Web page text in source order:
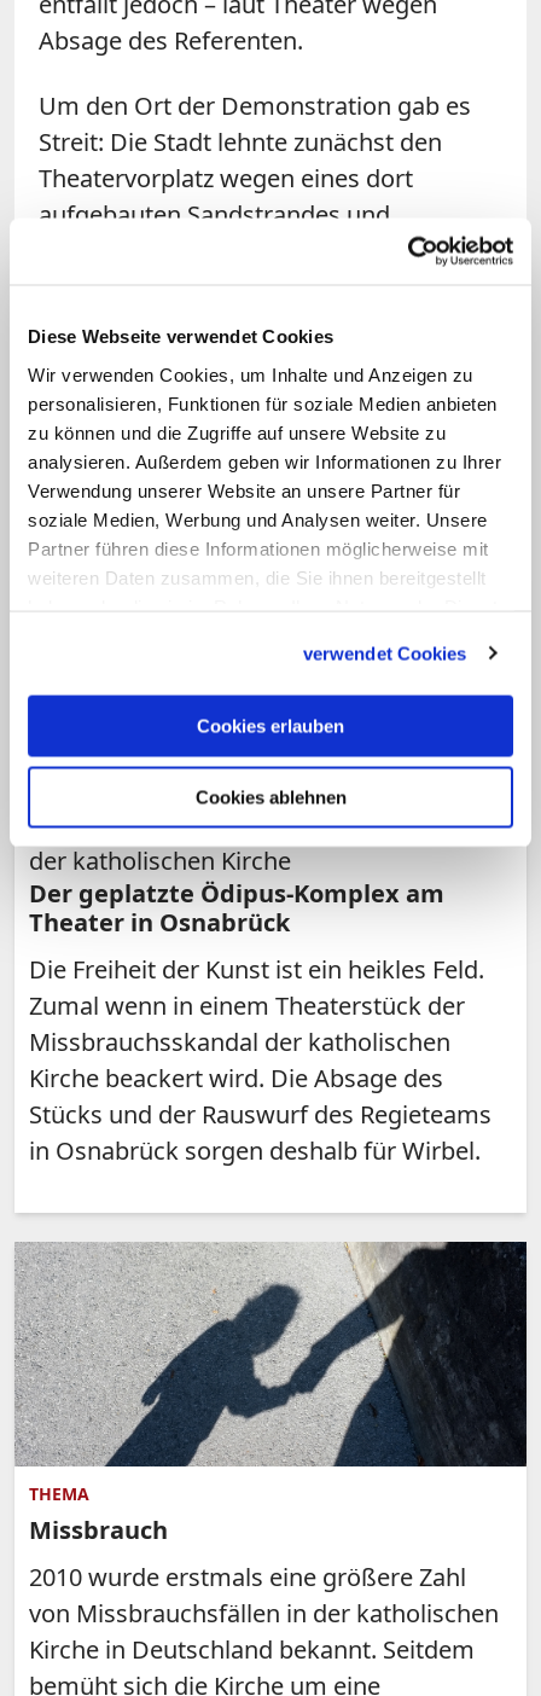
Diese Webseite verwendet Cookies
Wir verwenden Cookies, um Inhalte und Anzeigen zu
personalisieren, Funktionen für soziale Medien anbieten
zu können und die Zugriffe auf unsere Website zu
analysieren. Außerdem geben wir Informationen zu Ihrer
Verwendung unserer Website an unsere Partner für
soziale Medien, Werbung und Analysen weiter. Unsere
Partner führen diese Informationen möglicherweise mit
weiteren Daten zusammen, die Sie ihnen bereitgestellt
verwendet Cookies
Cookies erlauben
Cookies ablehnen
Absage des Referenten.
Um den Ort der Demonstration gab es
Streit: Die Stadt lehnte zunächst den
Theatervorplatz wegen eines dort
aufgebauten Sandstrandes und
Versammlungsbehörde die
sogenannten "Theater-Beach". Die
Podiumsdiskussion soll um 17 Uhr
beginnen. (KNA)
Wirbel um Stück über Missbrauchsskandal
der katholischen Kirche
Der geplatzte Ödipus-Komplex am
Theater in Osnabrück
Die Freiheit der Kunst ist ein heikles Feld.
Zumal wenn in einem Theaterstück der
Missbrauchsskandal der katholischen
Kirche beackert wird. Die Absage des
Stücks und der Rauswurf des Regieteams
in Osnabrück sorgen deshalb für Wirbel.
THEMA
Missbrauch
2010 wurde erstmals eine größere Zahl
von Missbrauchsfällen in der katholischen
Kirche in Deutschland bekannt. Seitdem
bemüht sich die Kirche um eine